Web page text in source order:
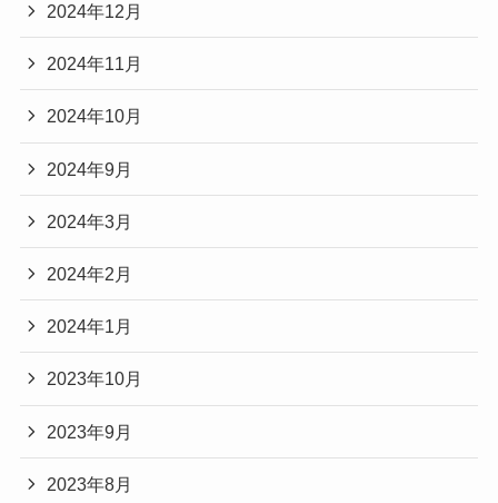
2024年12月
2024年11月
2024年10月
2024年9月
2024年3月
2024年2月
2024年1月
2023年10月
2023年9月
2023年8月